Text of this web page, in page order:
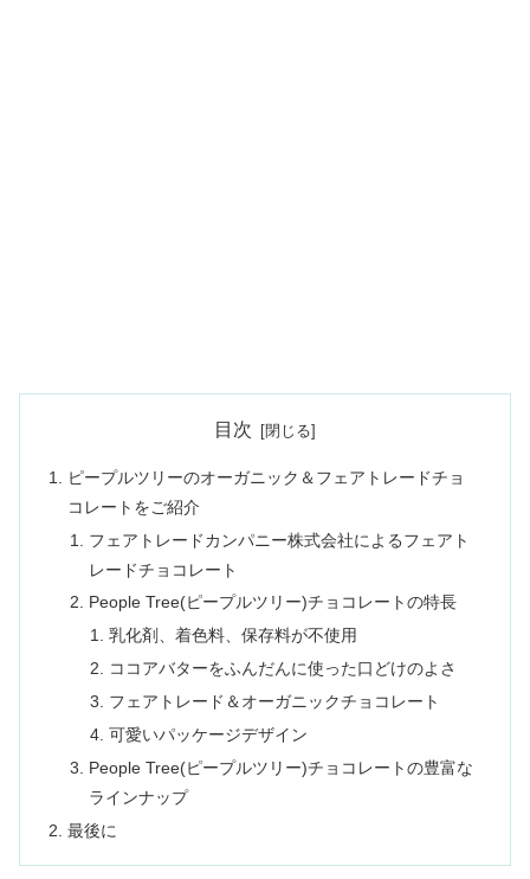
目次
ピープルツリーのオーガニック＆フェアトレードチョ
コレートをご紹介
フェアトレードカンパニー株式会社によるフェアト
レードチョコレート
People Tree(ピープルツリー)チョコレートの特長
乳化剤、着色料、保存料が不使用
ココアバターをふんだんに使った口どけのよさ
フェアトレード＆オーガニックチョコレート
可愛いパッケージデザイン
People Tree(ピープルツリー)チョコレートの豊富な
ラインナップ
最後に